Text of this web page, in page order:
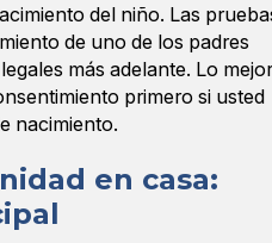
del niño. Las
de uno de los padres
más adelante. Lo mejor
primero si usted
nacimiento.
en casa: